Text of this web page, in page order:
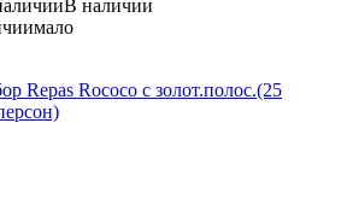
В наличии
мало